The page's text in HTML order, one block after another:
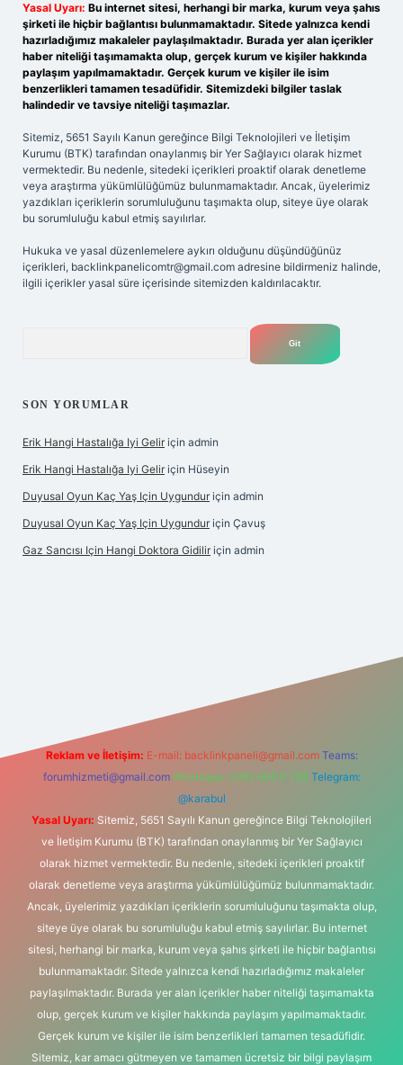
Yasal Uyarı: Bu internet sitesi, herhangi bir marka, kurum veya şahıs
şirketi ile hiçbir bağlantısı bulunmamaktadır. Sitede yalnızca kendi
hazırladığımız makaleler paylaşılmaktadır. Burada yer alan içerikler
haber niteliği taşımamakta olup, gerçek kurum ve kişiler hakkında
paylaşım yapılmamaktadır. Gerçek kurum ve kişiler ile isim
benzerlikleri tamamen tesadüfidir. Sitemizdeki bilgiler taslak
halindedir ve tavsiye niteliği taşımazlar.
Sitemiz, 5651 Sayılı Kanun gereğince Bilgi Teknolojileri ve İletişim
Kurumu (BTK) tarafından onaylanmış bir Yer Sağlayıcı olarak hizmet
vermektedir. Bu nedenle, sitedeki içerikleri proaktif olarak denetleme
veya araştırma yükümlülüğümüz bulunmamaktadır. Ancak, üyelerimiz
yazdıkları içeriklerin sorumluluğunu taşımakta olup, siteye üye olarak
bu sorumluluğu kabul etmiş sayılırlar.
Hukuka ve yasal düzenlemelere aykırı olduğunu düşündüğünüz
içerikleri, backlinkpanelicomtr@gmail.com adresine bildirmeniz halinde,
ilgili içerikler yasal süre içerisinde sitemizden kaldırılacaktır.
SON YORUMLAR
Erik Hangi Hastalığa Iyi Gelir için admin
Erik Hangi Hastalığa Iyi Gelir için Hüseyin
Duyusal Oyun Kaç Yaş Için Uygundur için admin
Duyusal Oyun Kaç Yaş Için Uygundur için Çavuş
Gaz Sancısı Için Hangi Doktora Gidilir için admin
Reklam ve İletişim: E-mail: backlinkpaneli@gmail.com Teams:
forumhizmeti@gmail.com Whatsapp: 0262 606 0 726 Telegram:
@karabul
Yasal Uyarı: Sitemiz, 5651 Sayılı Kanun gereğince Bilgi Teknolojileri
ve İletişim Kurumu (BTK) tarafından onaylanmış bir Yer Sağlayıcı
olarak hizmet vermektedir. Bu nedenle, sitedeki içerikleri proaktif
olarak denetleme veya araştırma yükümlülüğümüz bulunmamaktadır.
Ancak, üyelerimiz yazdıkları içeriklerin sorumluluğunu taşımakta olup,
siteye üye olarak bu sorumluluğu kabul etmiş sayılırlar. Bu internet
sitesi, herhangi bir marka, kurum veya şahıs şirketi ile hiçbir bağlantısı
bulunmamaktadır. Sitede yalnızca kendi hazırladığımız makaleler
paylaşılmaktadır. Burada yer alan içerikler haber niteliği taşımamakta
olup, gerçek kurum ve kişiler hakkında paylaşım yapılmamaktadır.
Gerçek kurum ve kişiler ile isim benzerlikleri tamamen tesadüfidir.
Sitemiz, kar amacı gütmeyen ve tamamen ücretsiz bir bilgi paylaşım